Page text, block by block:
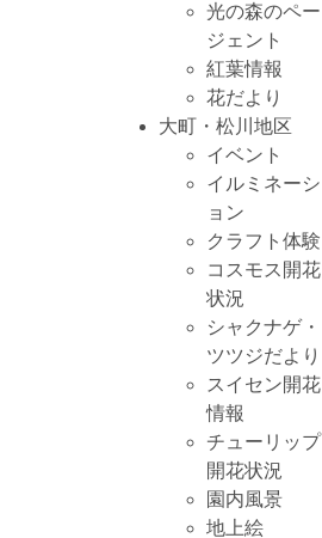
光の森のペー
ジェント
紅葉情報
花だより
大町・松川地区
イベント
イルミネーシ
ョン
クラフト体験
コスモス開花
状況
シャクナゲ・
ツツジだより
スイセン開花
情報
チューリップ
開花状況
園内風景
地上絵